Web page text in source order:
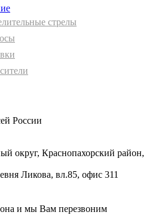
стрелы
России
округ, Краснопахорский район,
Ликова, вл.85, офис 311
и мы Вам перезвоним